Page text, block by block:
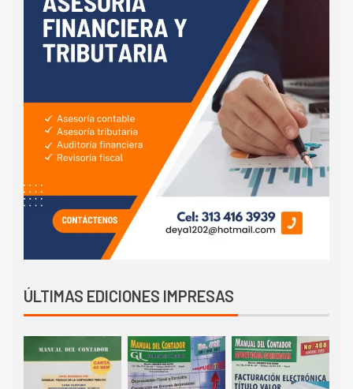
ÚLTIMAS EDICIONES IMPRESAS